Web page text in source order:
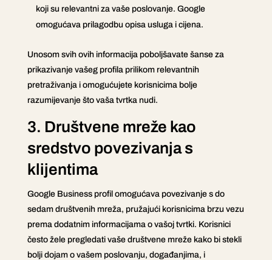
koji su relevantni za vaše poslovanje. Google
omogućava prilagodbu opisa usluga i cijena.
Unosom svih ovih informacija poboljšavate šanse za
prikazivanje vašeg profila prilikom relevantnih
pretraživanja i omogućujete korisnicima bolje
razumijevanje što vaša tvrtka nudi.
3. Društvene mreže kao
sredstvo povezivanja s
klijentima
Google Business profil omogućava povezivanje s do
sedam društvenih mreža, pružajući korisnicima brzu vezu
prema dodatnim informacijama o vašoj tvrtki. Korisnici
često žele pregledati vaše društvene mreže kako bi stekli
bolji dojam o vašem poslovanju, događanjima, i